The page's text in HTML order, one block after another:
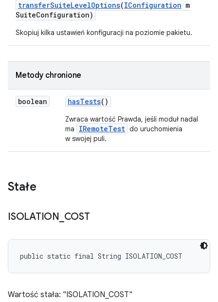
transferSuiteLevelOptions(IConfiguration m
SuiteConfiguration)
Skopiuj kilka ustawień konfiguracji na poziomie pakietu.
Metody chronione
boolean hasTests()
Zwraca wartość Prawda, jeśli moduł nadal
ma
IRemoteTest do uruchomienia
w swojej puli.
Stałe
ISOLATION COST
public static final String ISOLATION_COST
Wartość stała: "ISOLATION_COST"